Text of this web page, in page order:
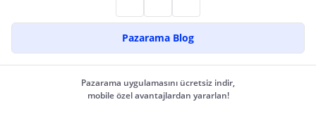
Pazarama Blog
Pazarama uygulamasını ücretsiz indir,
mobile özel avantajlardan yararlan!